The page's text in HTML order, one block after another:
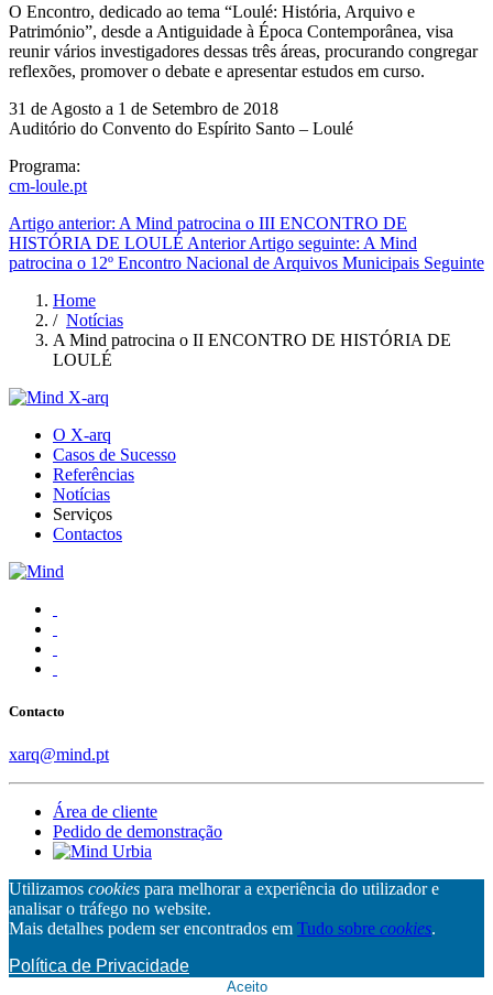
O Encontro, dedicado ao tema “Loulé: História, Arquivo e
Património”, desde a Antiguidade à Época Contemporânea, visa
reunir vários investigadores dessas três áreas, procurando congregar
reflexões, promover o debate e apresentar estudos em curso.
31 de Agosto a 1 de Setembro de 2018
Auditório do Convento do Espírito Santo – Loulé
Programa:
cm-loule.pt
Artigo anterior: A Mind patrocina o III ENCONTRO DE
HISTÓRIA DE LOULÉ Anterior Artigo seguinte: A Mind
patrocina o 12º Encontro Nacional de Arquivos Municipais Seguinte
Home
/ Notícias
A Mind patrocina o II ENCONTRO DE HISTÓRIA DE
LOULÉ
O X-arq
Casos de Sucesso
Referências
Notícias
Serviços
Contactos
Contacto
xarq@mind.pt
Área de cliente
Pedido de demonstração
Utilizamos cookies para melhorar a experiência do utilizador e
analisar o tráfego no website.
Mais detalhes podem ser encontrados em Tudo sobre cookies.
Política de Privacidade
Aceito